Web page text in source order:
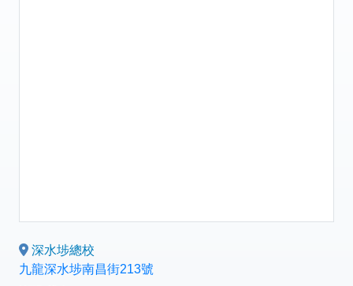
深水埗總校
九龍深水埗南昌街213號